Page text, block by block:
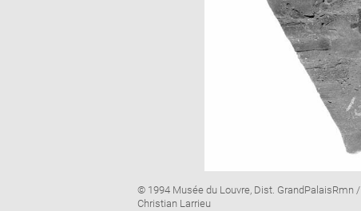
Image
caption:
© 1994 Musée du Louvre, Dist. GrandPalaisRmn /
Christian Larrieu